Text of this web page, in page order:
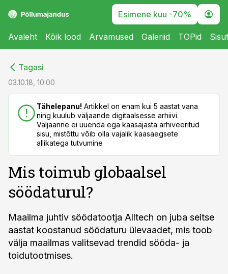
Esimene kuu -70%
Avaleht Kõik lood Arvamused Galeriid TOPid
Tagasi
03.10.18, 10:00
Tähelepanu! Artikkel on enam kui 5 aastat vana
ning kuulub väljaande digitaalsesse arhiivi.
Väljaanne ei uuenda ega kaasajasta arhiveeritud
sisu, mistõttu võib olla vajalik kaasaegsete
allikatega tutvumine
Mis toimub globaalsel
söödaturul?
Maailma juhtiv söödatootja Alltech on juba seitse
aastat koostanud söödaturu ülevaadet, mis toob
välja maailmas valitsevad trendid sööda- ja
toidutootmises.